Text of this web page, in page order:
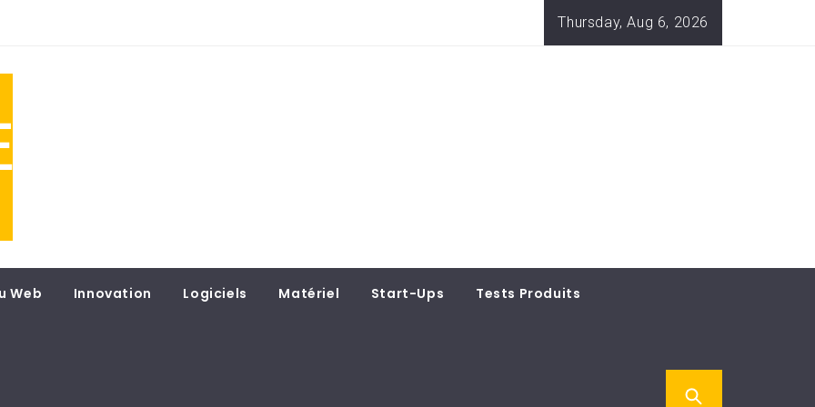
Thursday, Aug 6, 2026
Web Innovation Logiciels Matériel Start-Ups Tests Produits